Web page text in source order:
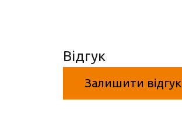
Відгук
Залишити відгук